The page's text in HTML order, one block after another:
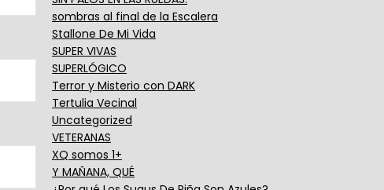
sombras al final de la Escalera
Stallone De Mi Vida
SUPER VIVAS
SUPERLÓGICO
Terror y Misterio con DARK
Tertulia Vecinal
Uncategorized
VETERANAS
XQ somos 1+
Y MAÑANA, QUÉ